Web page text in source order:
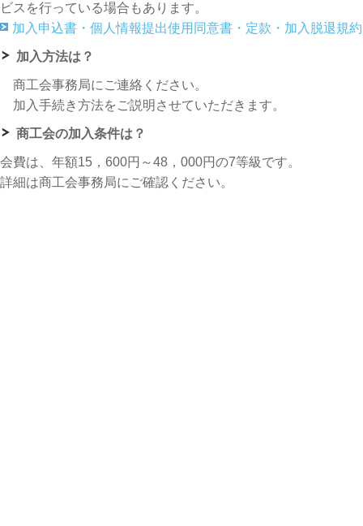
ビスを行っている場合もあります。
加入申込書・個人情報提出使用同意書・定款・加入脱退規約
加入方法は？
商工会事務局にご連絡ください。
加入手続き方法をご説明させていただきます。
商工会の加入条件は？
会費は、年額15，600円～48，000円の7等級です。
詳細は商工会事務局にご確認ください。